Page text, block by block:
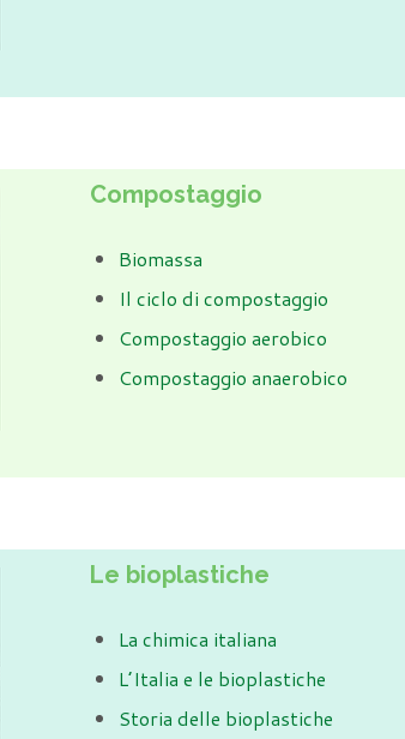
Compostaggio
Biomassa
Il ciclo di compostaggio
Compostaggio aerobico
Compostaggio anaerobico
Le bioplastiche
La chimica italiana
L’Italia e le bioplastiche
Storia delle bioplastiche